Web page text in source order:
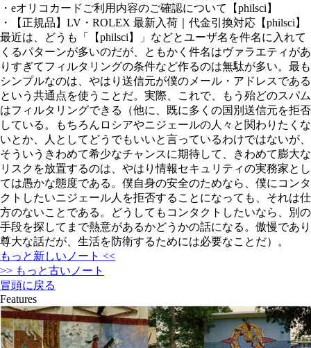
・eオリコカードご利用内容のご確認について【philsci】
・【正規品】LV・ROLEX 最新入荷｜代金引換対応【philsci】
最近は、どうも「【philsci】」などとユーザ名を件名に入れて
くるパターンが多いのだが、ともかく件名はヴァラエティがあ
りすぎてフィルタリングの条件など作るのは無駄が多い。最も
シンプルなのは、やはり送信元が僕のメール・アドレスである
という共通点を使うことだ。実際、これで、もう殆どのスパム
はフィルタリングできる（他に、既に多くの国別送信元を拒否
している。もちろんロシアやニジェールの人々と関わりたくな
いとか、人としてどうでもいいと言っているわけではないが、
そういうきわめて希少なチャンスに期待して、きわめて膨大な
リスクを放置するのは、やはり情報セキュリティの実務家とし
ては愚かな態度である。僕自身の安全のためなら、僕にコンタ
クトしたいニジェール人を拒否することになっても、それは仕
方のないことである。どうしてもコンタクトしたいなら、別の
手段を探してまで熱意があるかどうかの話になる。傲慢であり
尊大な話だが、生活を防衛するためには必要なことだ）。
もっと新しいノート <<
>> もっと古いノート
冒頭に戻る
Features